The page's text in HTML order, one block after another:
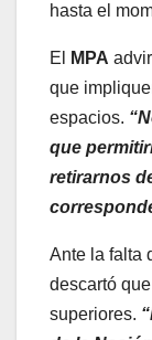
hasta el
El MPA
que
espacios.
que
retirarnos
Ante la falta
descartó
superiores.